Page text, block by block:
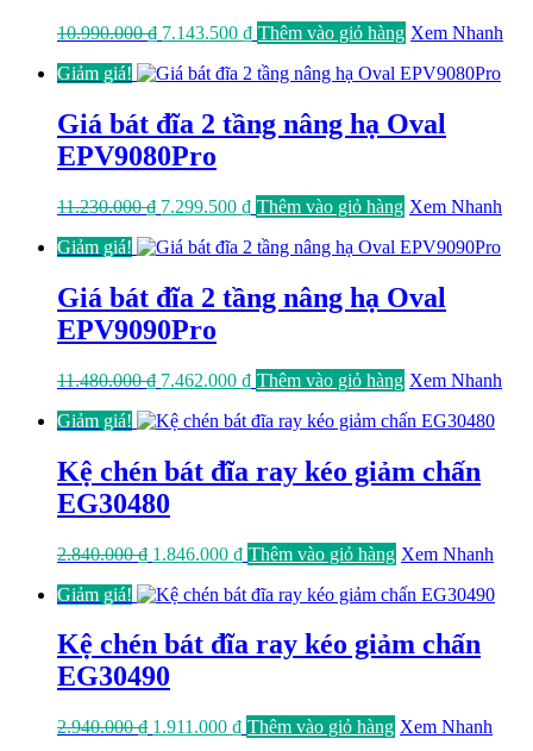
10.990.000₫ Giá
là:
7.143.500 ₫Giá
tại
7.143.500 ₫.
Thêm vào giỏ hàng Xem Nhanh
Giảm giá!
Giá bát đĩa 2 tầng nâng hạ Oval
EPV9080Pro
11.230.000₫ Giá
là:
7.299.500 ₫Giá
tại
7.299.500 ₫.
Thêm vào giỏ hàng Xem Nhanh
Giảm giá!
Giá bát đĩa 2 tầng nâng hạ Oval
EPV9090Pro
11.480.000₫ Giá
là:
7.462.000 ₫Giá
tại
7.462.000 ₫.
Thêm vào giỏ hàng Xem Nhanh
Giảm giá!
Kệ chén bát đĩa ray kéo giảm chấn
EG30480
2.840.000₫ Giá
là:
1.846.000 ₫Giá
tại
1.846.000 ₫.
Thêm vào giỏ hàng Xem Nhanh
Giảm giá!
Kệ chén bát đĩa ray kéo giảm chấn
EG30490
2.940.000₫ Giá
1.911.000 ₫Giá
Thêm vào giỏ hàng Xem Nhanh